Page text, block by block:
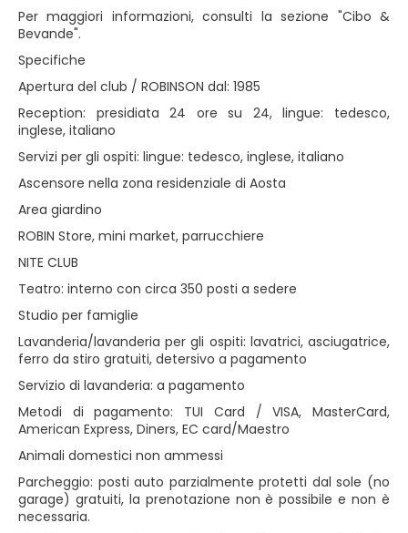
Per maggiori informazioni, consulti la sezione "Cibo &
Bevande".
Specifiche
Apertura del club / ROBINSON dal: 1985
Reception: presidiata 24 ore su 24, lingue: tedesco,
inglese, italiano
Servizi per gli ospiti: lingue: tedesco, inglese, italiano
Ascensore nella zona residenziale di Aosta
Area giardino
ROBIN Store, mini market, parrucchiere
NITE CLUB
Teatro: interno con circa 350 posti a sedere
Studio per famiglie
Lavanderia/lavanderia per gli ospiti: lavatrici, asciugatrice,
ferro da stiro gratuiti, detersivo a pagamento
Servizio di lavanderia: a pagamento
Metodi di pagamento: TUI Card / VISA, MasterCard,
American Express, Diners, EC card/Maestro
Animali domestici non ammessi
Parcheggio: posti auto parzialmente protetti dal sole (no
garage) gratuiti, la prenotazione non è possibile e non è
necessaria.